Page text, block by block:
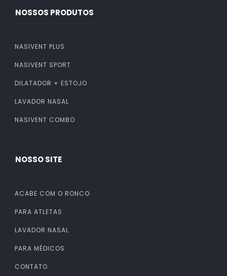
NOSSOS PRODUTOS
NASIVENT PLUS
NASIVENT SPORT
DILATADOR + ESTOJO
LAVADOR NASAL
NASIVENT COMBO
NOSSO SITE
ACABE COM O RONCO
PARA ATLETAS
LAVADOR NASAL
PARA MÉDICOS
CONTATO